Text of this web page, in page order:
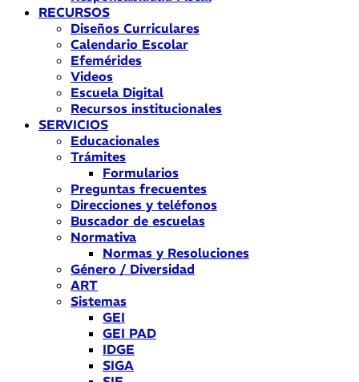
RECURSOS
Diseños Curriculares
Calendario Escolar
Efemérides
Videos
Escuela Digital
Recursos institucionales
SERVICIOS
Educacionales
Trámites
Formularios
Preguntas frecuentes
Direcciones y teléfonos
Buscador de escuelas
Normativa
Normas y Resoluciones
Género / Diversidad
ART
Sistemas
GEI
GEI PAD
IDGE
SIGA